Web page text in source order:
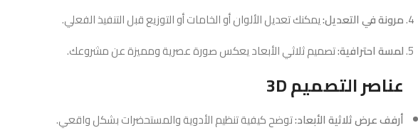
مرونة في التعديل:يمكنك تعديل الألوان أو الخامات أو التوزيع قبل التنفيذ الفعلي.
لمسة احترافية:تصميم ثلاثي الأبعاد يعكس صورة عصرية ومميزة عن مشروعك.
عناصر التصميم 3D
أرفف عرض ثلاثية الأبعاد:توضح كيفية تنظيم الأدوية والمستحضرات بشكل واقعي.